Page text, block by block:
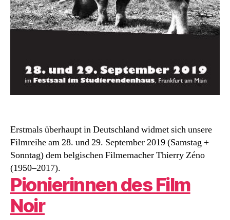
Erstmals überhaupt in Deutschland widmet sich unsere
Filmreihe am 28. und 29. September 2019 (Samstag +
Sonntag) dem belgischen Filmemacher Thierry Zéno
(1950–2017).
Pionierinnen des Film
Noir